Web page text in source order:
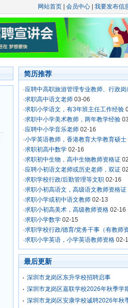
网站首页 会员中心 我要发布信
简历推荐
·应聘中高职旅游管理专业教师、行政岗
·求职高中语文老师 03-06
·求职小学语文，有3年班主任工作经验
·求职中小学美术教师，两年教学经验
·应聘中小学音乐老师 02-16
·小学英语教师，香港教育大学教育硕士
·求职初高中数学 02-16
·求职初中生物，高中生物教师资格证
·应聘小初语文老师或历史老师，双证
·求职学校行政/后勤管理等文职 02-16
·求职小初高语文，高级语文教师资格证
·求职小学或初中语文教师 02-13
·求职小初高美术，高级教师资格 02-16
·求职小学数学 02-15
·求职学校行政/德育/党务干事（有教师
·求职小学英语，小学英语教师资格 02-
最后更新
深圳市龙岗区东升学校招聘启事
深圳市龙岗区嘉联学校2026年秋季学
深圳市龙岗区安康学校诚聘2026年秋